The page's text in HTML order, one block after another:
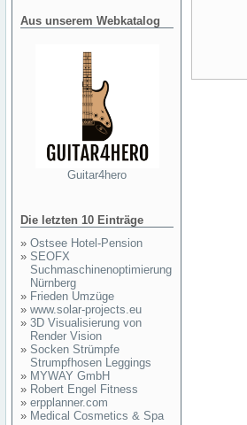
Aus unserem Webkatalog
Guitar4hero
Die letzten 10 Einträge
» Ostsee Hotel-Pension
» SEOFX
Suchmaschinenoptimierung
Nürnberg
» Frieden Umzüge
» www.solar-projects.eu
» 3D Visualisierung von
Render Vision
» Socken Strümpfe
Strumpfhosen Leggings
» MYWAY GmbH
» Robert Engel Fitness
» erpplanner.com
» Medical Cosmetics & Spa